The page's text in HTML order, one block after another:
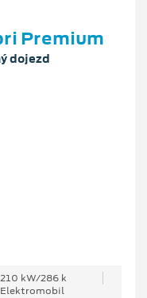
Premium
dojezd
210 kW/286 k
Elektromobil